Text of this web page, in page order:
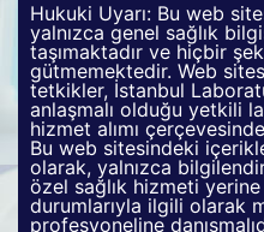
Hukuki Uyarı: Bu web
yalnızca genel sağlık
taşımaktadır ve hiçbir
gütmemektedir. Web
tetkikler, İstanbul
anlaşmalı olduğu yetkili
hizmet alımı
Bu web sitesindeki
olarak, yalnızca
özel sağlık hizmeti yerine
durumlarıyla ilgili olarak
profesyoneline